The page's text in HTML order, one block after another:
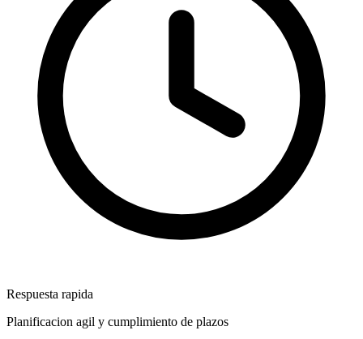
Respuesta rapida
Planificacion agil y cumplimiento de plazos